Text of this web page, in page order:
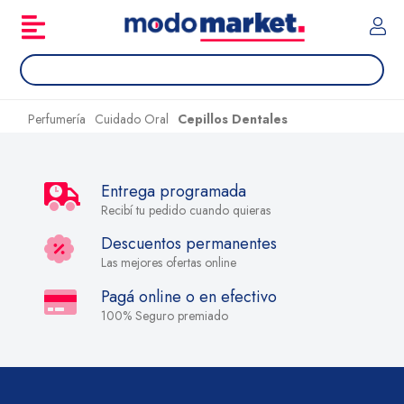
Perfumería Cuidado Oral Cepillos Dentales
Entrega programada
Recibí tu pedido cuando quieras
Descuentos permanentes
Las mejores ofertas online
Pagá online o en efectivo
100% Seguro premiado